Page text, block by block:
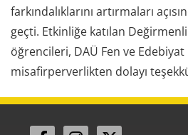
farkındalıklarını artırmaları
geçti. Etkinliğe katılan
öğrencileri, DAÜ Fen ve
misafirperverlikten dolayı